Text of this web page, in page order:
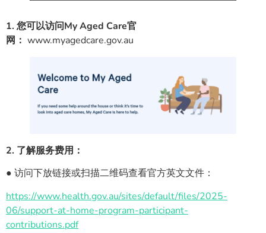
1. 您可以访问My Aged Care官
网： www.myagedcare.gov.au
2. 了解服务费用：
● 访问下放链接或扫描二维码查看官方英文文件：
https://www.health.gov.au/sites/default/files/2025-
06/support-at-home-program-participant-
contributions.pdf